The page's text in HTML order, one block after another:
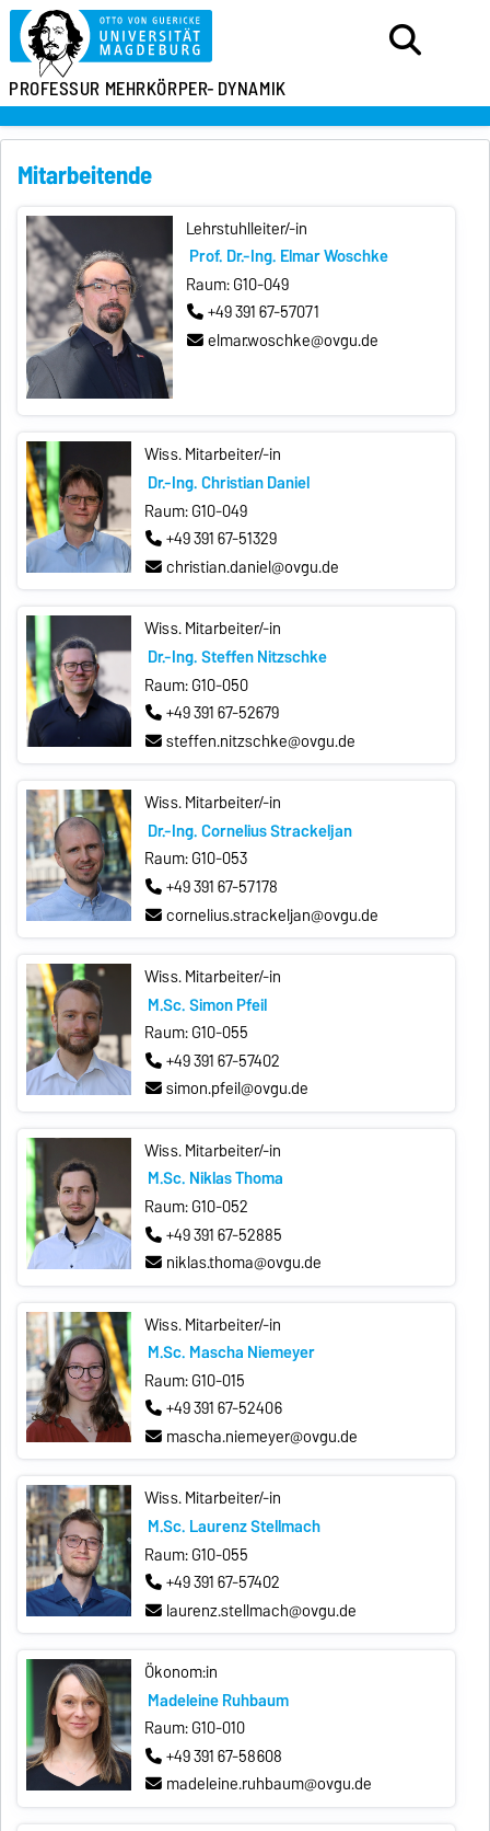
PROFESSUR MEHRKÖRPER-DYNAMIK
Mitarbeitende
Lehrstuhlleiter/-in
Prof. Dr.-Ing. Elmar Woschke
Raum: G10-049
+49 391 67-57071
elmar.woschke@ovgu.de
Wiss. Mitarbeiter/-in
Dr.-Ing. Christian Daniel
Raum: G10-049
+49 391 67-51329
christian.daniel@ovgu.de
Wiss. Mitarbeiter/-in
Dr.-Ing. Steffen Nitzschke
Raum: G10-050
+49 391 67-52679
steffen.nitzschke@ovgu.de
Wiss. Mitarbeiter/-in
Dr.-Ing. Cornelius Strackeljan
Raum: G10-053
+49 391 67-57178
cornelius.strackeljan@ovgu.de
Wiss. Mitarbeiter/-in
M.Sc. Simon Pfeil
Raum: G10-055
+49 391 67-57402
simon.pfeil@ovgu.de
Wiss. Mitarbeiter/-in
M.Sc. Niklas Thoma
Raum: G10-052
+49 391 67-52885
niklas.thoma@ovgu.de
Wiss. Mitarbeiter/-in
M.Sc. Mascha Niemeyer
Raum: G10-015
+49 391 67-52406
mascha.niemeyer@ovgu.de
Wiss. Mitarbeiter/-in
M.Sc. Laurenz Stellmach
Raum: G10-055
+49 391 67-57402
laurenz.stellmach@ovgu.de
Ökonom:in
Madeleine Ruhbaum
Raum: G10-010
+49 391 67-58608
madeleine.ruhbaum@ovgu.de